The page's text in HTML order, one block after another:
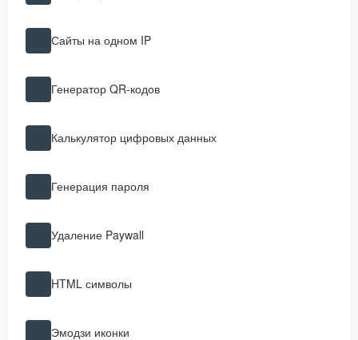
Сайты на одном IP
Генератор QR-кодов
Калькулятор цифровых данных
Генерация пароля
Удаление Paywall
HTML символы
Эмодзи иконки